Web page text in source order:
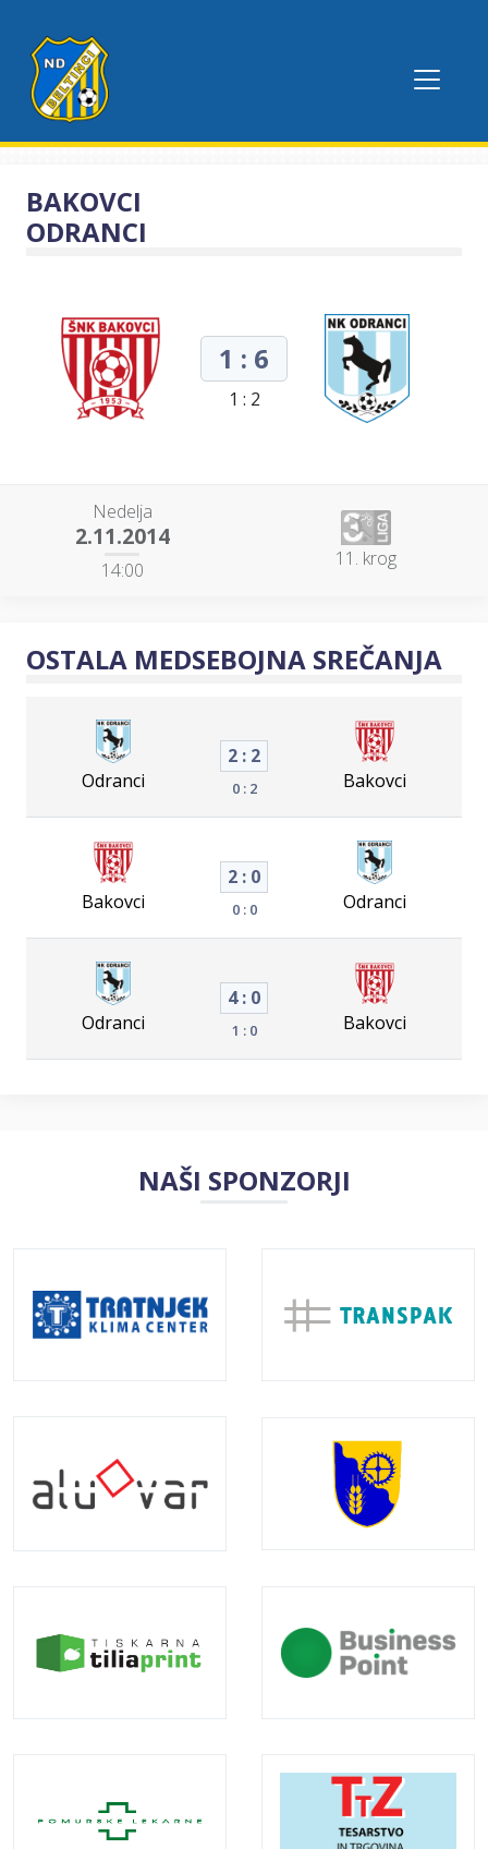
BAKOVCI
ODRANCI
1 : 6
1 : 2
Nedelja
2.11.2014
14:00 11. krog
OSTALA MEDSEBOJNA SREČANJA
Odranci
2 : 2
0 : 2 Bakovci
Bakovci
2 : 0
0 : 0 Odranci
Odranci
4 : 0
1 : 0 Bakovci
NAŠI SPONZORJI